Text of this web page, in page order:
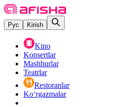
Рус Kirish
Kino
Konsertlar
Mashhurlar
Teatrlar
Restoranlar
Ko‘rgazmalar